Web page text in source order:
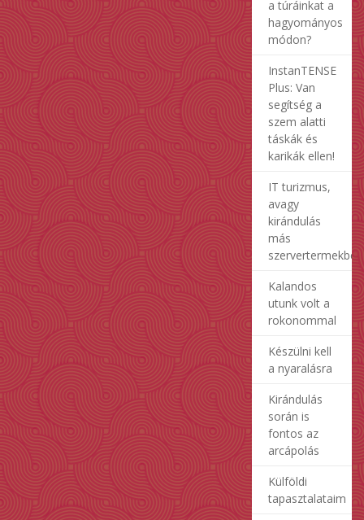
a túráinkat a
hagyományos
módon?
InstanTENSE
Plus: Van
segítség a
szem alatti
táskák és
karikák ellen!
IT turizmus,
avagy
kirándulás
más
szervertermekben
Kalandos
utunk volt a
rokonommal
Készülni kell
a nyaralásra
Kirándulás
során is
fontos az
arcápolás
Külföldi
tapasztalataim